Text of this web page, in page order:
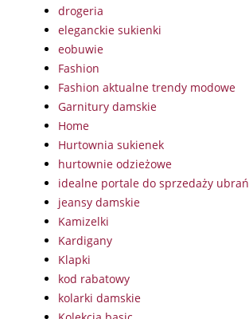
drogeria
eleganckie sukienki
eobuwie
Fashion
Fashion aktualne trendy modowe
Garnitury damskie
Home
Hurtownia sukienek
hurtownie odzieżowe
idealne portale do sprzedaży ubrań
jeansy damskie
Kamizelki
Kardigany
Klapki
kod rabatowy
kolarki damskie